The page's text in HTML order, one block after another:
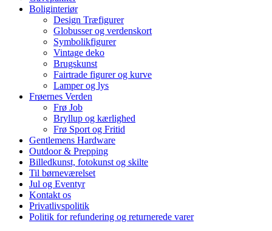
Boliginteriør
Design Træfigurer
Globusser og verdenskort
Symbolikfigurer
Vintage deko
Brugskunst
Fairtrade figurer og kurve
Lamper og lys
Frøernes Verden
Frø Job
Bryllup og kærlighed
Frø Sport og Fritid
Gentlemens Hardware
Outdoor & Prepping
Billedkunst, fotokunst og skilte
Til børneværelset
Jul og Eventyr
Kontakt os
Privatlivspolitik
Politik for refundering og returnerede varer